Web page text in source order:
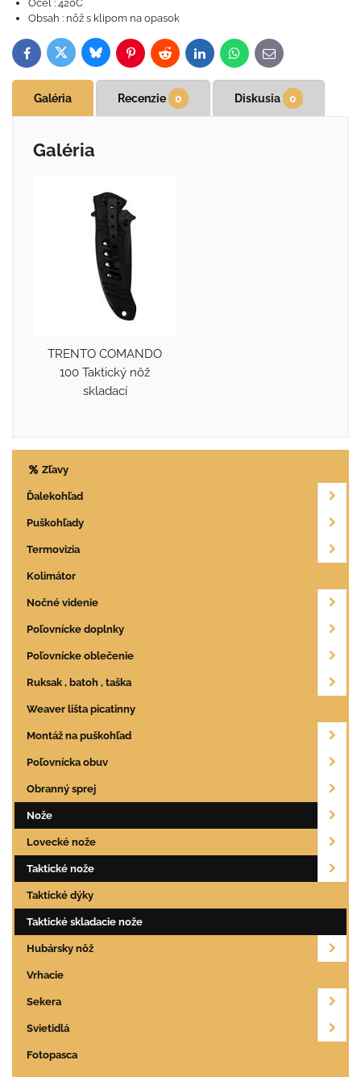
Ocel : 420C
Obsah : nôž s klipom na opasok
FacebookTwitterBlueskyPinterestReddit LinkedInWhatsApp
E-
mail
Galéria Recenzie 0 Diskusia 0
Galéria
TRENTO COMANDO
100 Taktický nôž
skladací
Zľavy
Ďalekohľad
Puškohľady
Termovizia
Kolimátor
Nočné videnie
Poľovnícke doplnky
Poľovnícke oblečenie
Ruksak , batoh , taška
Weaver lišta picatinny
Montáž na puškohľad
Poľovnícka obuv
Obranný sprej
Nože
Lovecké nože
Taktické nože
Taktické dýky
Taktické skladacie nože
Hubársky nôž
Vrhacie
Sekera
Svietidlá
Fotopasca